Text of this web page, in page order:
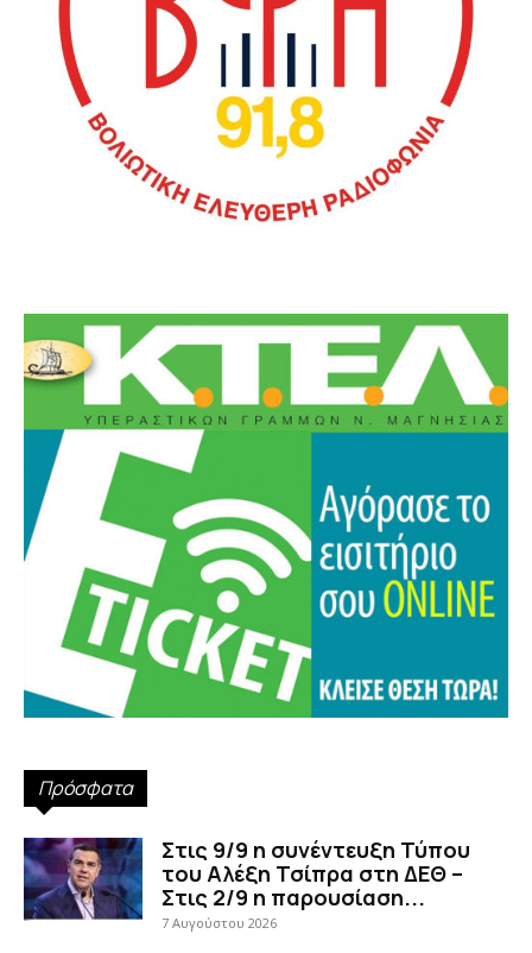
Πρόσφατα
Στις 9/9 η συνέντευξη Τύπου
του Αλέξη Τσίπρα στη ΔΕΘ –
Στις 2/9 η παρουσίαση...
7 Αυγούστου 2026